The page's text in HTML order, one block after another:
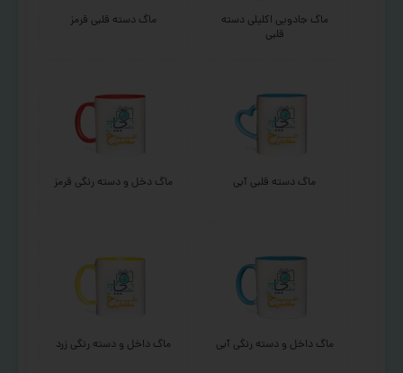
ماگ جادویی اکلیلی دسته
قلبی
ماگ دسته قلبی قرمز
ماگ دسته قلبی آبی ماگ دخل و دسته رنگی قرمز
ماگ داخل و دسته رنگی آبی ماگ داخل و دسته رنگی زرد